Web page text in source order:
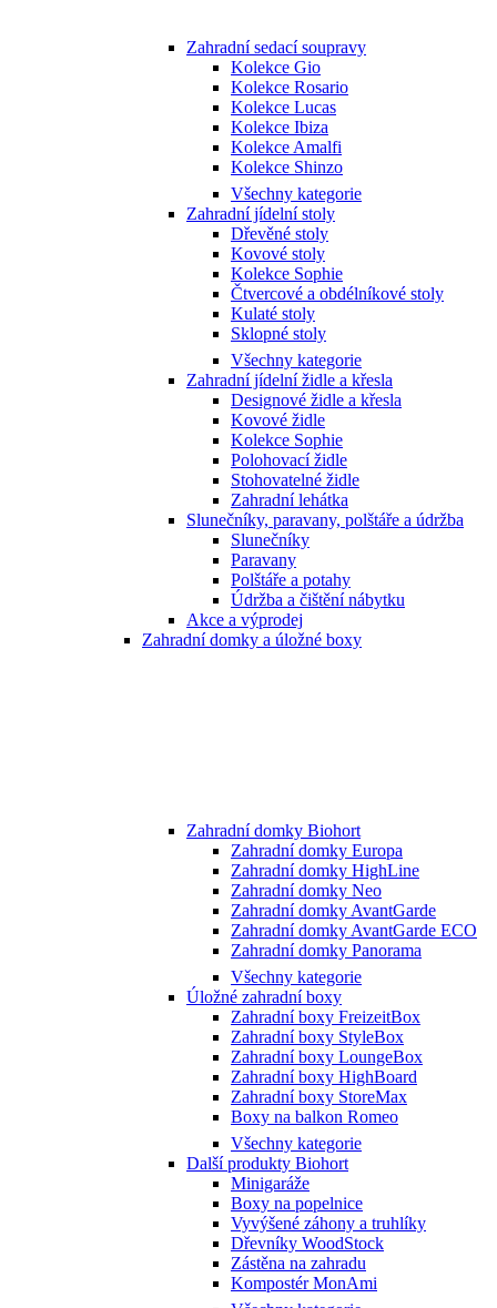
Zahradní sedací soupravy
Kolekce Gio
Kolekce Rosario
Kolekce Lucas
Kolekce Ibiza
Kolekce Amalfi
Kolekce Shinzo
Všechny kategorie
Zahradní jídelní stoly
Dřevěné stoly
Kovové stoly
Kolekce Sophie
Čtvercové a obdélníkové stoly
Kulaté stoly
Sklopné stoly
Všechny kategorie
Zahradní jídelní židle a křesla
Designové židle a křesla
Kovové židle
Kolekce Sophie
Polohovací židle
Stohovatelné židle
Zahradní lehátka
Slunečníky, paravany, polštáře a údržba
Slunečníky
Paravany
Polštáře a potahy
Údržba a čištění nábytku
Akce a výprodej
Zahradní domky a úložné boxy
Zahradní domky Biohort
Zahradní domky Europa
Zahradní domky HighLine
Zahradní domky Neo
Zahradní domky AvantGarde
Zahradní domky AvantGarde ECO
Zahradní domky Panorama
Všechny kategorie
Úložné zahradní boxy
Zahradní boxy FreizeitBox
Zahradní boxy StyleBox
Zahradní boxy LoungeBox
Zahradní boxy HighBoard
Zahradní boxy StoreMax
Boxy na balkon Romeo
Všechny kategorie
Další produkty Biohort
Minigaráže
Boxy na popelnice
Vyvýšené záhony a truhlíky
Dřevníky WoodStock
Zástěna na zahradu
Kompostér MonAmi